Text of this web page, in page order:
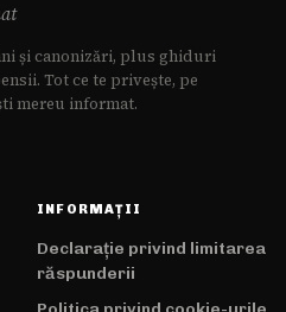
și canonizări, plus ghiduri
Tot ce te privește, pe
mereu informat.
INFORMAȚII
Declarație privind limitarea
răspunderii